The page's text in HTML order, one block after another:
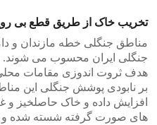
تخریب خاک از طریق قطع بی
مناطق جنگلی خطه مازندان و
جنگلی ایران محسوب می شوند.
هدف ثروت اندوزی مقامات
بر نابودی پوشش جنگلی این
افزایش داده و خاک حاصلخیز و
های صورت گرفته شسته شده و